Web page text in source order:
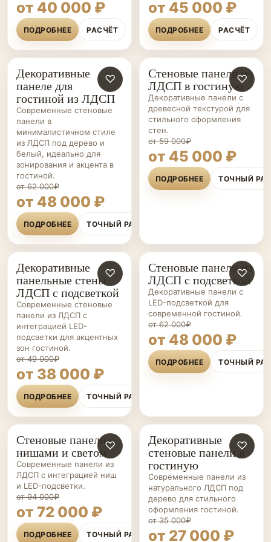
от 40 000 ₽
ПОДРОБНЕЕ РАСЧЁТ
от 45 000 ₽
ПОДРОБНЕЕ РАСЧЁТ
СТЕНОВЫЕ
ПАНЕЛИ НА ЗАКАЗ
♡
Декоративные
панеле для
гостиной из ЛДСП
Современные стеновые
панели в
минималистичном стиле
из ЛДСП под дерево и
белый, идеально для
зонирования и акцента в
гостиной.
от 62 000₽
от 48 000 ₽
ПОДРОБНЕЕ ТОЧНЫЙ РАСЧЁТ
СТЕНОВЫЕ
ПАНЕЛИ НА ЗАКАЗ
♡
Стеновые панели из
ЛДСП в гостиную
Декоративные панели с
древесной текстурой для
стильного оформления
стен.
от 59 000₽
от 45 000 ₽
ПОДРОБНЕЕ ТОЧНЫЙ
СТЕНОВЫЕ
ПАНЕЛИ НА ЗАКАЗ
♡
Декоративные
панельные стены
ЛДСП с подсветкой
Современные стеновые
панели из ЛДСП с
интеграцией LED-
подсветки для акцентных
зон гостиной.
от 49 000₽
от 38 000 ₽
ПОДРОБНЕЕ ТОЧНЫЙ РАСЧЁТ
СТЕНОВЫЕ
ПАНЕЛИ НА ЗАКАЗ
♡
Стеновые панели из
ЛДСП с подсветкой
Декоративные панели с
LED-подсветкой для
современной гостиной.
от 62 000₽
от 48 000 ₽
ПОДРОБНЕЕ ТОЧНЫЙ
СТЕНОВЫЕ
ПАНЕЛИ НА ЗАКАЗ
♡
Стеновые панели с
нишами и светом
Современные панели из
ЛДСП с интеграцией ниш
и LED-подсветки.
от 94 000₽
от 72 000 ₽
ПОДРОБНЕЕ ТОЧНЫЙ РАСЧЁТ
СТЕНОВЫЕ
ПАНЕЛИ НА ЗАКАЗ
♡
Декоративные
стеновые панели в
гостиную
Современные панели из
натурального ЛДСП под
дерево для стильного
оформления гостиной.
от 35 000₽
от 27 000 ₽